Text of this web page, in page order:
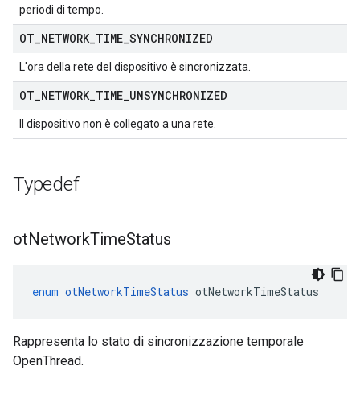
periodi di tempo.
OT NETWORK_ TIME SYNCHRONIZED
L'ora della rete del dispositivo è sincronizzata.
OT NETWORK_ TIME UNSYNCHRONIZED
Il dispositivo non è collegato a una rete.
Typedef
otNetworkTimeStatus
enum otNetworkTimeStatus otNetworkTimeStatus
Rappresenta lo stato di sincronizzazione temporale
OpenThread.